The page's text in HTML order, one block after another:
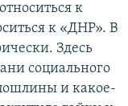
к
к «ДНР». В
Здесь
социального
и какое-